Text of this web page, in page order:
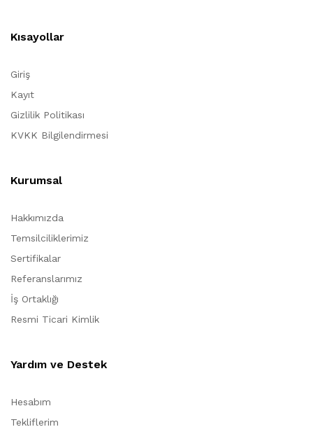
Kısayollar
Giriş
Kayıt
Gizlilik Politikası
KVKK Bilgilendirmesi
Kurumsal
Hakkımızda
Temsilciliklerimiz
Sertifikalar
Referanslarımız
İş Ortaklığı
Resmi Ticari Kimlik
Yardım ve Destek
Hesabım
Tekliflerim